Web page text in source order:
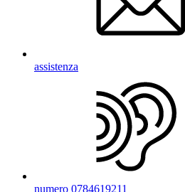
assistenza
numero 0784619211